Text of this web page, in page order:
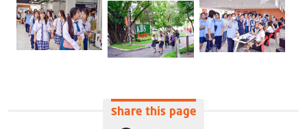
Share this page